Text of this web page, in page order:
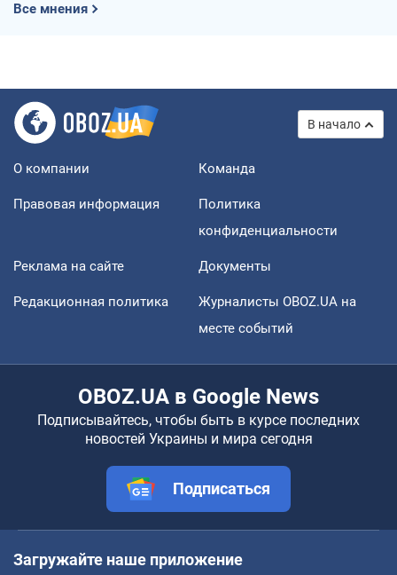
Все мнения
В начало
О компании Команда
Правовая информация
Политика
конфиденциальности
Реклама на сайте Документы
Редакционная политика
Журналисты OBOZ.UA на
месте событий
OBOZ.UA в Google News
Подписывайтесь, чтобы быть в курсе последних
новостей Украины и мира сегодня
Подписаться
Загружайте наше приложение